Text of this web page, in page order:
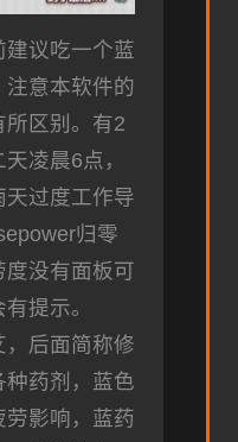
建议吃一个蓝
注意本软件的
所区别。有2
凌晨6点，
天过度工作导
归零
度没有面板可
提示。
，后面简称修
种药剂，蓝色
劳影响，蓝药